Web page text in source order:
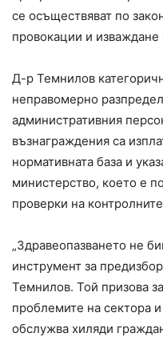
се осъществяват по
провокации и изваждане
Д-р Темнилов
неправомерно
административния
възнаграждения са
нормативната база и
министерство, което е
проверки на
„Здравеопазването не
инструмент за
Темнилов. Той призова
проблемите на сектора
обслужва хиляди